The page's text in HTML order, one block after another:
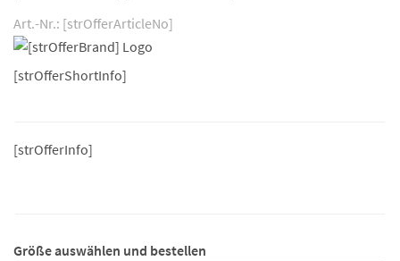
Art.-Nr.: [strOfferArticleNo]
[strOfferShortInfo]
[strOfferInfo]
Größe auswählen und bestellen